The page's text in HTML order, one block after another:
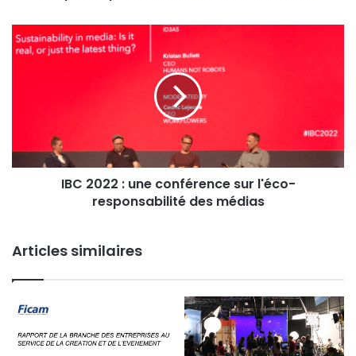
IBC
2022
responsabilité
des
IBC 2022 : une conférence sur l'éco-
responsabilité des médias
Articles similaires